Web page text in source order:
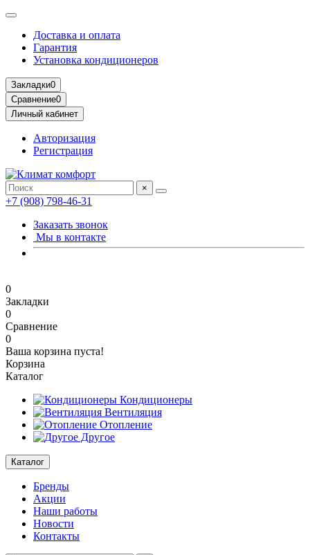
Доставка и оплата
Гарантия
Установка кондиционеров
Закладки0
Сравнение0
Личный кабинет
Авторизация
Регистрация
×
+7 (908) 798-46-31
Заказать звонок
Мы в контакте
0
Закладки
0
Сравнение
0
Ваша корзина пуста!
Корзина
Каталог
Кондиционеры
Вентиляция
Отопление
Другое
Каталог
Бренды
Акции
Наши работы
Новости
Контакты